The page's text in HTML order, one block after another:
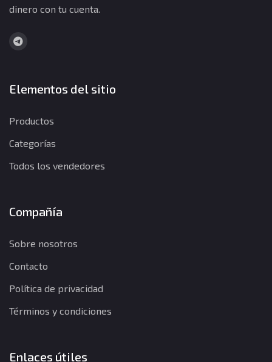
dinero con tu cuenta.
Elementos del sitio
Productos
Categorías
Todos los vendedores
Compañía
Sobre nosotros
Contacto
Política de privacidad
Términos y condiciones
Enlaces útiles